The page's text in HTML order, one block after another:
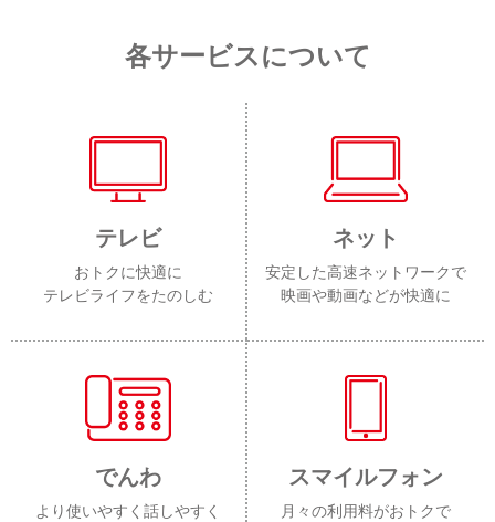
各サービスについて
テレビ
おトクに快適に
テレビライフをたのしむ
ネット
安定した高速ネットワークで
映画や動画などが快適に
でんわ
より使いやすく話しやすく
スマイルフォン
月々の利用料がおトクで